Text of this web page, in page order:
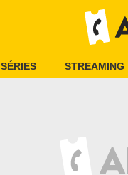
SÉRIES STREAMING